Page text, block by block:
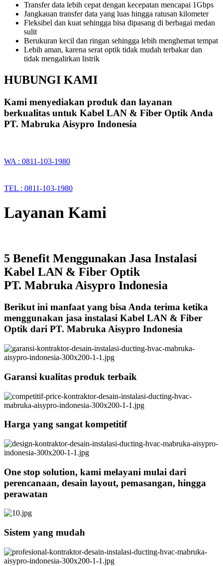
Transfer data lebih cepat dengan kecepatan mencapai 1Gbps
Jangkauan transfer data yang luas hingga ratusan kilometer
Fleksibel dan kuat sehingga bisa dipasang di berbagai medan
sulit
Berukuran kecil dan ringan sehingga lebih menghemat tempat
Lebih aman, karena serat optik tidak mudah terbakar dan
tidak mengalirkan listrik
HUBUNGI KAMI
Kami menyediakan produk dan layanan
berkualitas untuk Kabel LAN & Fiber Optik Anda
PT. Mabruka Aisypro Indonesia
WA : 0811-103-1980
TEL : 0811-103-1980
Layanan Kami
5 Benefit Menggunakan Jasa Instalasi
Kabel LAN & Fiber Optik
PT. Mabruka Aisypro Indonesia
Berikut ini manfaat yang bisa Anda terima ketika
menggunakan jasa instalasi Kabel LAN & Fiber
Optik dari PT. Mabruka Aisypro Indonesia
Garansi kualitas produk terbaik
Harga yang sangat kompetitif
One stop solution, kami melayani mulai dari
perencanaan, desain layout, pemasangan, hingga
perawatan
Sistem yang mudah